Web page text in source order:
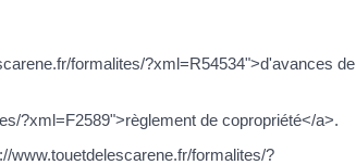
formalites/?xml=R54534">d'avances de
?xml=F2589">règlement de copropriété</a>.
www.touetdelescarene.fr/formalites/?